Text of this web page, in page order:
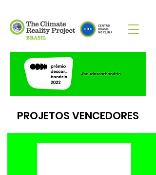
PROJETOS VENCEDORES